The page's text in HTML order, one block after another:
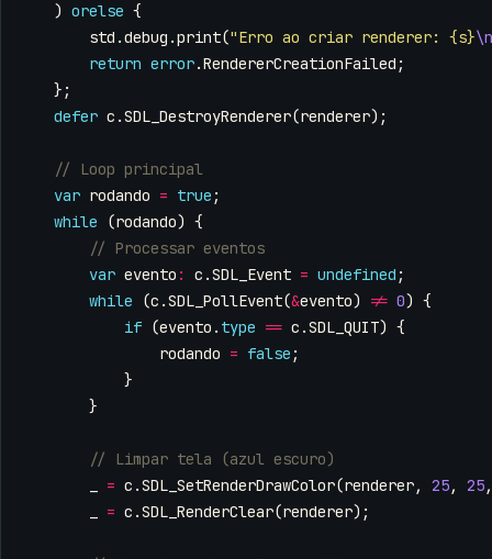
) orelse {
std .debug .print("Erro ao criar renderer: {s}\n
return error.RendererCreationFailed ;
};
defer c .SDL_DestroyRenderer(renderer);
var rodando = true ;
while
(rodando) {
var evento : c .SDL_Event = undefined ;
while
(c .SDL_PollEvent(&evento) != 0) {
if (evento . type == c .SDL_QUIT) {
rodando = false ;
}
}
= c .SDL_SetRenderDrawColor(renderer, 25, 25,
= c .SDL_RenderClear(renderer);